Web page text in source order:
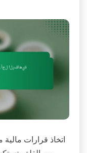
اتخاذ قرارات مالية